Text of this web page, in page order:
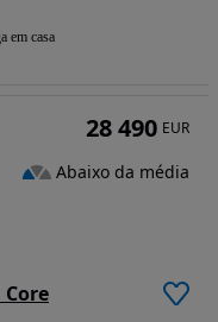
em casa
28 490 EUR
Abaixo da média